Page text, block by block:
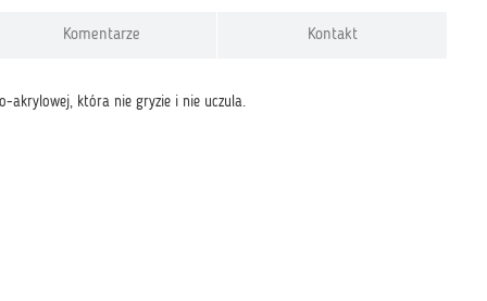
Komentarze Kontakt
akrylowej, która nie gryzie i nie uczula.